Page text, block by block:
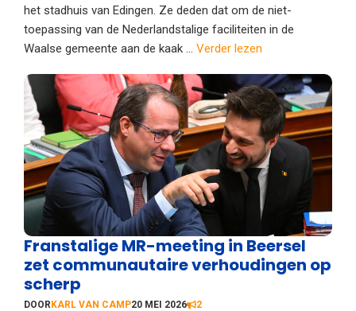
het stadhuis van Edingen. Ze deden dat om de niet-
toepassing van de Nederlandstalige faciliteiten in de
Waalse gemeente aan de kaak ... Verder lezen
Franstalige MR-meeting in Beersel
zet communautaire verhoudingen op
scherp
DOORKARL VAN CAMP20 MEI 2026 2